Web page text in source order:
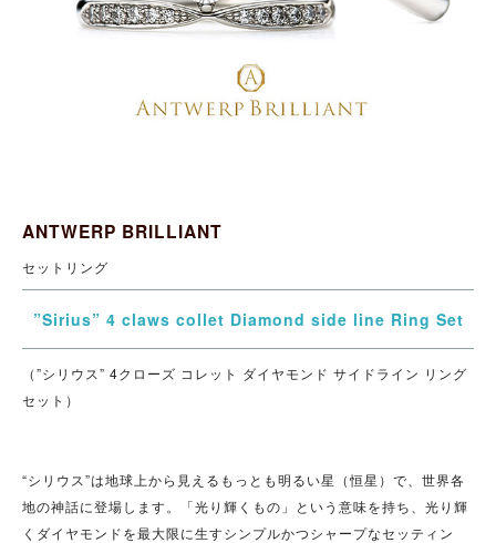
ANTWERP BRILLIANT
セットリング
”Sirius” 4 claws collet Diamond side line Ring Set
（”シリウス” 4クローズ コレット ダイヤモンド サイドライン リング
セット）
“シリウス”は地球上から見えるもっとも明るい星（恒星）で、世界各
地の神話に登場します。「光り輝くもの」という意味を持ち、光り輝
くダイヤモンドを最大限に生すシンプルかつシャープなセッティン